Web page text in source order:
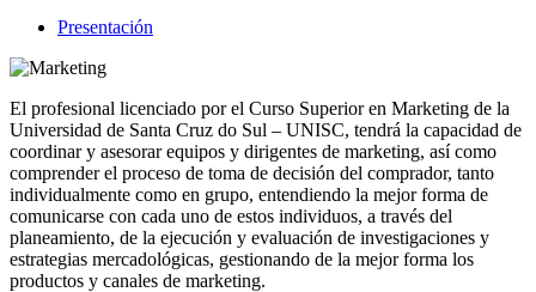
Presentación
El profesional licenciado por el Curso Superior en Marketing de la
Universidad de Santa Cruz do Sul – UNISC, tendrá la capacidad de
coordinar y asesorar equipos y dirigentes de marketing, así como
comprender el proceso de toma de decisión del comprador, tanto
individualmente como en grupo, entendiendo la mejor forma de
comunicarse con cada uno de estos individuos, a través del
planeamiento, de la ejecución y evaluación de investigaciones y
estrategias mercadológicas, gestionando de la mejor forma los
productos y canales de marketing.